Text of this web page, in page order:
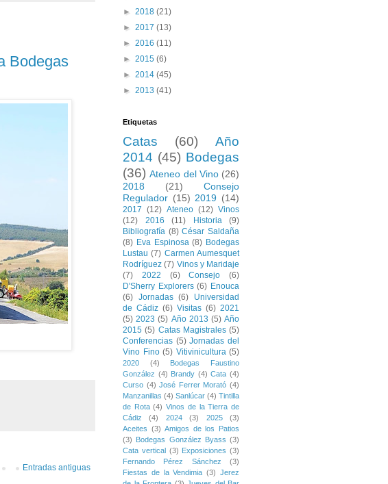
Bodegas
Entradas antiguas
► 2018 (21)
► 2017 (13)
► 2016 (11)
► 2015 (6)
► 2014 (45)
► 2013 (41)
Etiquetas
Catas (60)
Año
2014 (45) Bodegas
(36) Ateneo del Vino (26)
2018
(21)
Consejo
Regulador (15) 2019 (14)
2017 (12) Ateneo (12) Vinos
(12)
2016 (11) Historia
(9)
Bibliografía (8) César Saldaña
(8) Eva Espinosa (8) Bodegas
Lustau (7) Carmen Aumesquet
Rodríguez (7) Vinos y Maridaje
(7)
2022 (6) Consejo
(6)
D'Sherry Explorers (6) Enouca
(6) Jornadas (6)
Universidad
de Cádiz (6) Visitas (6) 2021
(5) 2023 (5) Año 2013 (5) Año
2015 (5) Catas Magistrales (5)
Conferencias (5) Jornadas del
Vino Fino (5) Vitivinicultura (5)
2020 (4)
Bodegas Faustino
González (4) Brandy (4) Cata (4)
Curso (4) José Ferrer Morató (4)
Manzanillas (4) Sanlúcar (4) Tintilla
de Rota (4) Vinos de la Tierra de
Cádiz
(4) 2024 (3) 2025
(3)
Aceites (3) Amigos de los Patios
(3)
Bodegas González Byass (3)
Cata vertical (3) Exposiciones (3)
Fernando Pérez Sánchez
(3)
Fiestas de la Vendimia (3) Jerez